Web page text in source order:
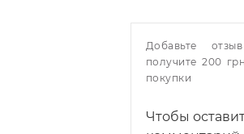
Добавьте
получите 200
покупки
Чтобы